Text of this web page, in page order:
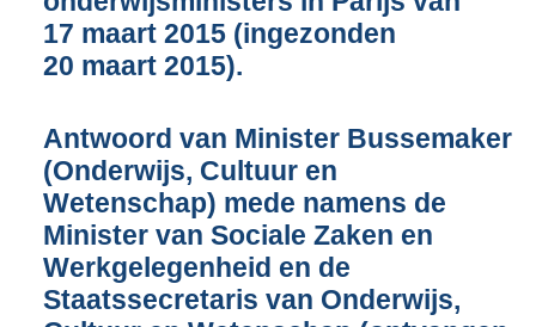
4
3
17 maart 2015 (ingezonden
20 maart 2015).
Antwoord van Minister Bussemaker
(Onderwijs, Cultuur en
Wetenschap) mede namens de
Minister van Sociale Zaken en
Werkgelegenheid en de
Staatssecretaris van Onderwijs,